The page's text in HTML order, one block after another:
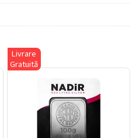
Livrare
Gratuită